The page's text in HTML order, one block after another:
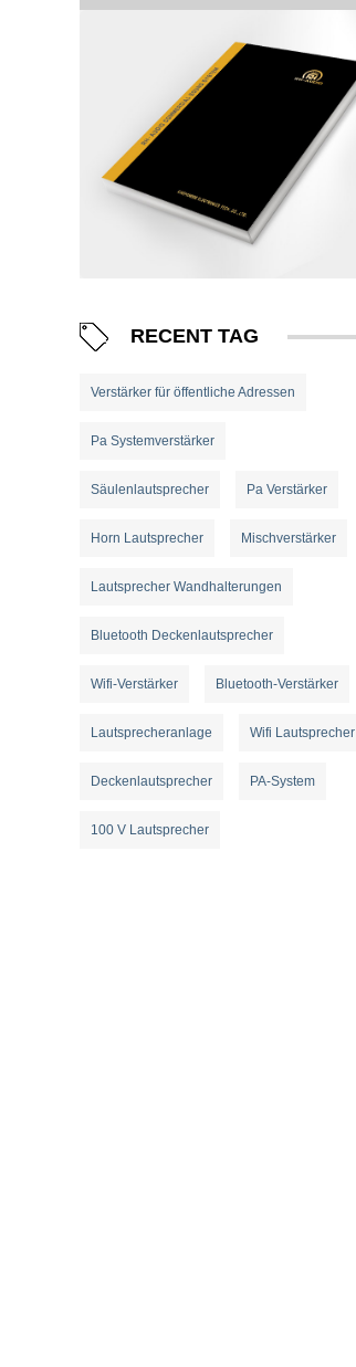
RECENT TAG
Verstärker für öffentliche Adressen
Pa Systemverstärker
Säulenlautsprecher Pa Verstärker
Horn Lautsprecher Mischverstärker
Lautsprecher Wandhalterungen
Bluetooth Deckenlautsprecher
Wifi-Verstärker Bluetooth-Verstärker
Lautsprecheranlage Wifi Lautsprecher
Deckenlautsprecher PA-System
100 V Lautsprecher